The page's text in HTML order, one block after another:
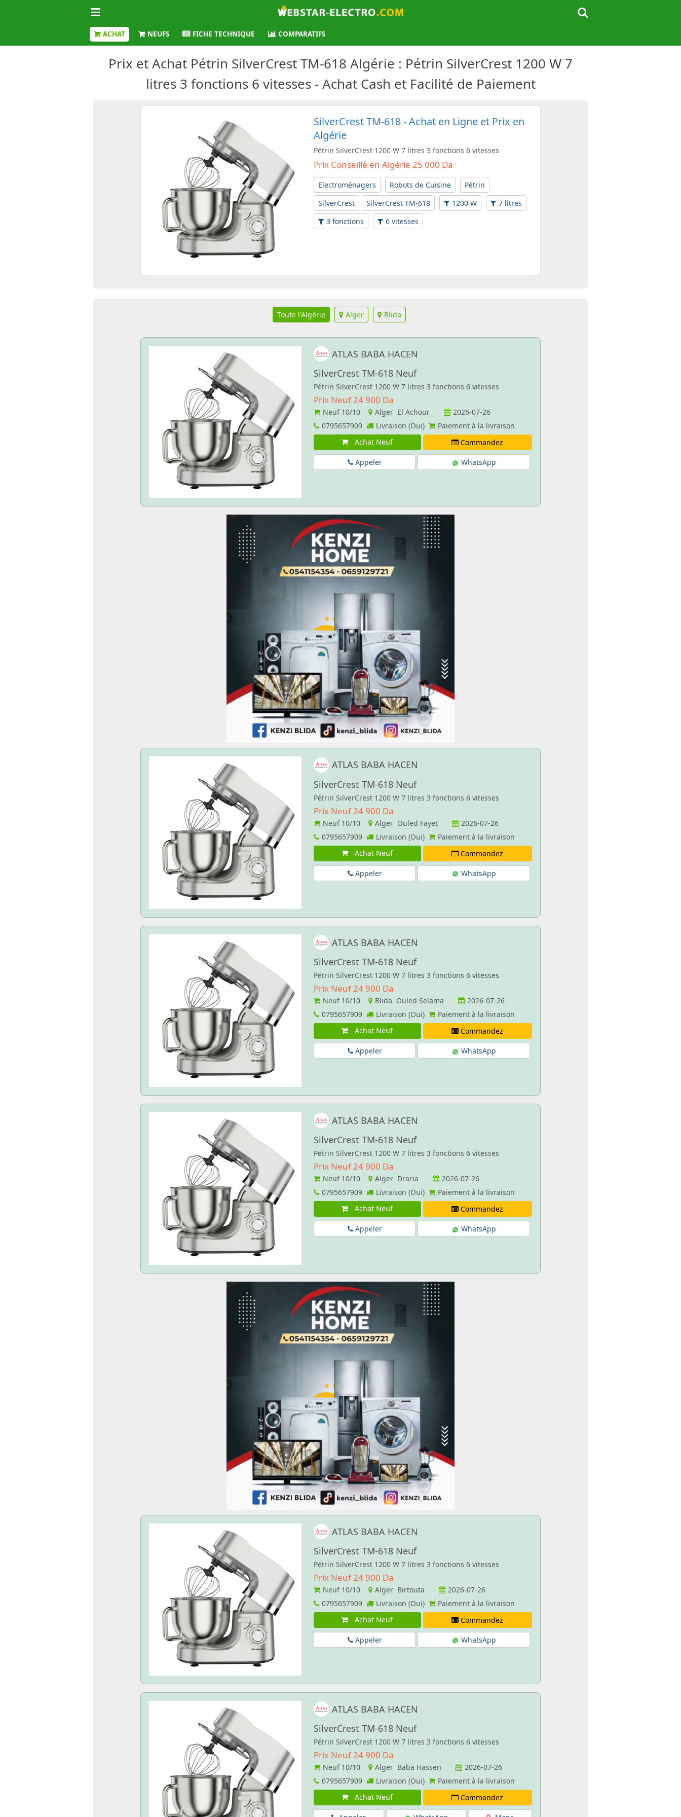
ACHAT NEUFS FICHE TECHNIQUE COMPARATIFS
Prix et Achat Pétrin SilverCrest ‏TM-618 Algérie : Pétrin SilverCrest 1200 W 7
litres 3 fonctions 6 vitesses - Achat Cash et Facilité de Paiement
SilverCrest ‏TM-618 - Achat en Ligne et Prix en
Algérie
Pétrin SilverCrest 1200 W 7 litres 3 fonctions 6 vitesses
Prix Conseillé en Algérie 25 000 Da
Electroménagers Robots de Cuisine
Pétrin
SilverCrest
SilverCrest ‏TM-618 1200 W
7 litres
3 fonctions
6 vitesses
Toute l'Algérie Alger Blida
ATLAS BABA HACEN
SilverCrest ‏TM-618 Neuf
Pétrin SilverCrest 1200 W 7 litres 3 fonctions 6 vitesses
Prix Neuf 24 900 Da
Neuf 10/10 Alger El Achour
2026-07-26
0795657909
Livraison (Oui)
Paiement à la livraison
Achat Neuf
Commandez
Appeler WhatsApp
ATLAS BABA HACEN
SilverCrest ‏TM-618 Neuf
Pétrin SilverCrest 1200 W 7 litres 3 fonctions 6 vitesses
Prix Neuf 24 900 Da
Neuf 10/10 Alger Ouled Fayet
2026-07-26
0795657909
Livraison (Oui)
Paiement à la livraison
Achat Neuf
Commandez
Appeler WhatsApp
ATLAS BABA HACEN
SilverCrest ‏TM-618 Neuf
Pétrin SilverCrest 1200 W 7 litres 3 fonctions 6 vitesses
Prix Neuf 24 900 Da
Neuf 10/10 Blida Ouled Selama
2026-07-26
0795657909
Livraison (Oui)
Paiement à la livraison
Achat Neuf
Commandez
Appeler WhatsApp
ATLAS BABA HACEN
SilverCrest ‏TM-618 Neuf
Pétrin SilverCrest 1200 W 7 litres 3 fonctions 6 vitesses
Prix Neuf 24 900 Da
Neuf 10/10 Alger Draria
2026-07-26
0795657909
Livraison (Oui)
Paiement à la livraison
Achat Neuf
Commandez
Appeler WhatsApp
ATLAS BABA HACEN
SilverCrest ‏TM-618 Neuf
Pétrin SilverCrest 1200 W 7 litres 3 fonctions 6 vitesses
Prix Neuf 24 900 Da
Neuf 10/10 Alger Birtouta
2026-07-26
0795657909
Livraison (Oui)
Paiement à la livraison
Achat Neuf
Commandez
Appeler WhatsApp
ATLAS BABA HACEN
SilverCrest ‏TM-618 Neuf
Pétrin SilverCrest 1200 W 7 litres 3 fonctions 6 vitesses
Prix Neuf 24 900 Da
Neuf 10/10 Alger Baba Hassen
2026-07-26
0795657909
Livraison (Oui)
Paiement à la livraison
Achat Neuf
Commandez